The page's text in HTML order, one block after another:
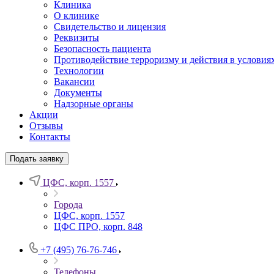
Клиника
О клинике
Свидетельство и лицензия
Реквизиты
Безопасность пациента
Противодействие терроризму и действия в
Технологии
Вакансии
Документы
Надзорные органы
Акции
Отзывы
Контакты
Подать заявку
ЦФС, корп. 1557
Города
ЦФС, корп. 1557
ЦФС ПРО, корп. 848
+7 (495) 76-76-746
Телефоны